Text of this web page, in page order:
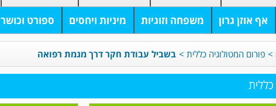
אף אוזן גרון משפחה וזוגיות מיניות ויחסים ספורט וכושר
> פורום המטולוגיה כללית > בשביל עבודת חקר דרך מגמת רפואה